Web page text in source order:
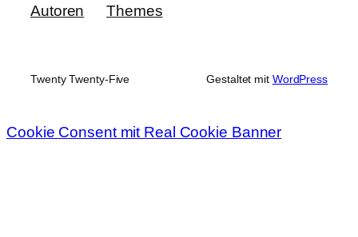
Autoren
Themes
Twenty Twenty-Five Gestaltet mit WordPress
Cookie Consent mit Real Cookie Banner